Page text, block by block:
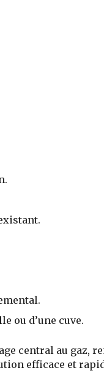
ou d’une cuve.
central au gaz,
efficace et